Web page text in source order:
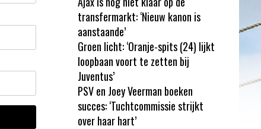
transfermarkt: ‘Nieuw kanon is
aanstaande’
Groen licht: ‘Oranje-spits (24) lijkt
loopbaan voort te zetten bij
Juventus’
PSV en Joey Veerman boeken
succes: ‘Tuchtcommissie strijkt
over haar hart’